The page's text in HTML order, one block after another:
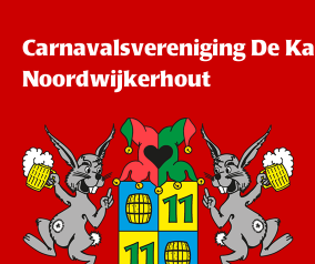
Carnavalsvereniging De
Noordwijkerhout